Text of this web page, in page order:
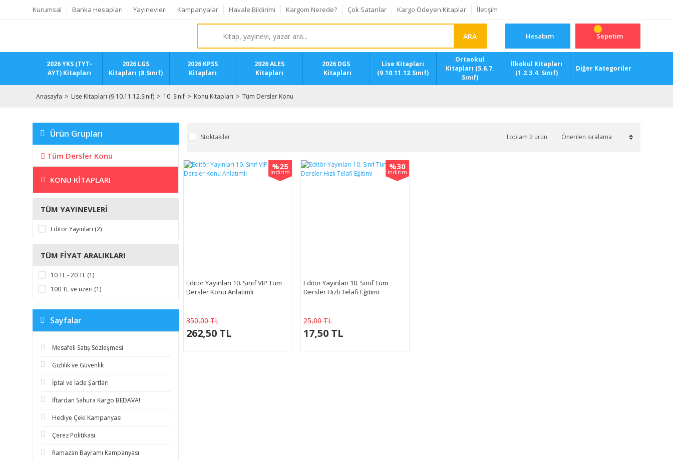
Kurumsal Banka Hesapları Yayınevleri Kampanyalar Havale Bildirimi Kargom Nerede? Çok Satanlar Kargo Ödeyen Kitaplar İletişim
ARA Hesabım Sepetim
2026 YKS (TYT-
AYT) Kitapları
2026 LGS
Kitapları (8.Sınıf)
2026 KPSS
Kitapları
2026 ALES
Kitapları
2026 DGS
Kitapları
Lise Kitapları
(9.10.11.12.Sınıf)
Ortaokul
Kitapları (5.6.7.
Sınıf)
İlkokul Kitapları
(1.2.3.4. Sınıf)
Diğer Kategoriler
Anasayfa Lise Kitapları (9.10.11.12.Sınıf) 10. Sınıf Konu Kitapları Tüm Dersler Konu
Ürün Grupları
Tüm Dersler Konu
KONU KITAPLARI
TÜM YAYINEVLERI
Editör Yayınları (2)
TÜM FIYAT ARALIKLARI
10 TL - 20 TL (1)
100 TL ve üzeri (1)
Sayfalar
Mesafeli Satış Sözleşmesi
Gizlilik ve Güvenlik
İptal ve İade Şartları
İftardan Sahura Kargo BEDAVA!
Hediye Çeki Kampanyası
Çerez Politikası
Ramazan Bayramı Kampanyası
Stoktakiler Toplam 2 ürün
%25
indirim
Editör Yayınları 10. Sınıf VIP Tüm
Dersler Konu Anlatımlı
350,00 TL
262,50 TL
%30
indirim
Editör Yayınları 10. Sınıf Tüm
Dersler Hızlı Telafi Eğitimi
25,00 TL
17,50 TL